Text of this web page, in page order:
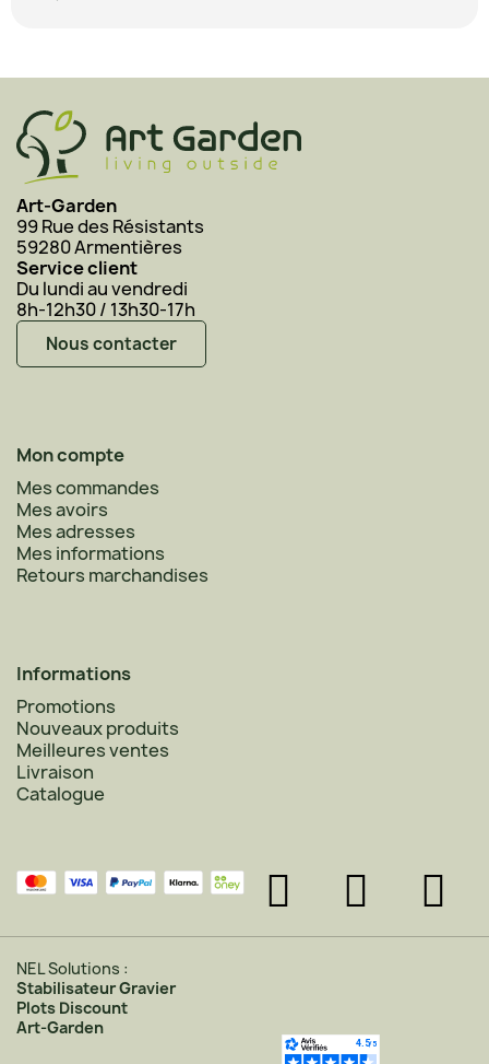
Art-Garden
99 Rue des Résistants
59280 Armentières
Service client
Du lundi au vendredi
8h-12h30 / 13h30-17h
Nous contacter
Mon compte
Mes commandes
Mes avoirs
Mes adresses
Mes informations
Retours marchandises
Informations
Promotions
Nouveaux produits
Meilleures ventes
Livraison
Catalogue
NEL Solutions :
Stabilisateur Gravier
Plots Discount
Art-Garden